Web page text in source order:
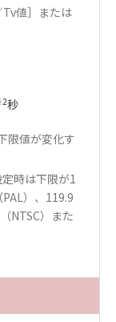
値］または
秒
限値が変化す
時は下限が1
）、119.9
NTSC）また